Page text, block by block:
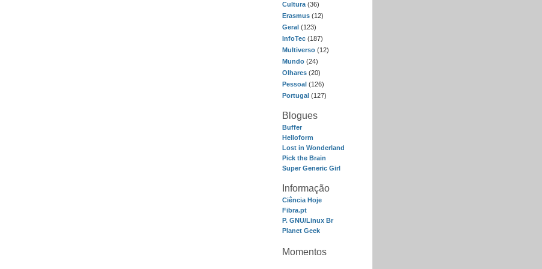
Cultura (36)
Erasmus (12)
Geral (123)
InfoTec (187)
Multiverso (12)
Mundo (24)
Olhares (20)
Pessoal (126)
Portugal (127)
Blogues
Buffer
Helloform
Lost in Wonderland
Pick the Brain
Super Generic Girl
Informação
Ciência Hoje
Fibra.pt
P. GNU/Linux Br
Planet Geek
Momentos